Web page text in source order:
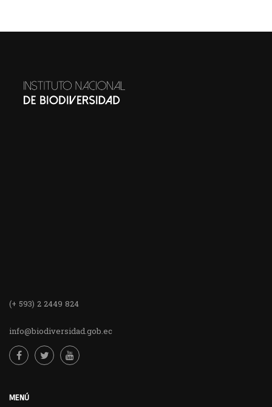
(+ 593) 2 2449 824
info@biodiversidad.gob.ec
MENÚ